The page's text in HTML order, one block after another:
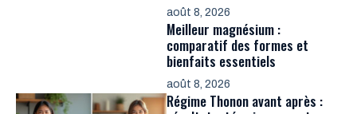
août 8, 2026
Meilleur magnésium :
comparatif des formes et
bienfaits essentiels
août 8, 2026
Régime Thonon avant après :